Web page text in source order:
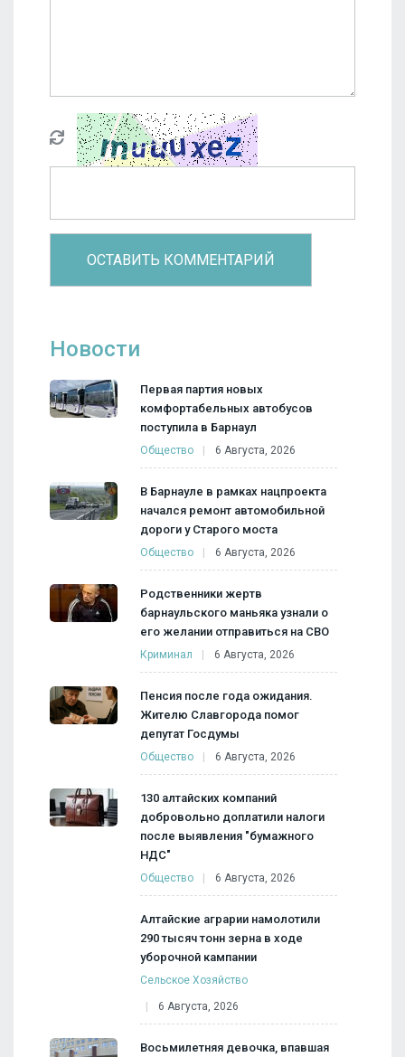
Новости
Первая партия новых
комфортабельных автобусов
поступила в Барнаул
Общество 6 Августа, 2026
В Барнауле в рамках нацпроекта
начался ремонт автомобильной
дороги у Старого моста
Общество 6 Августа, 2026
Родственники жертв
барнаульского маньяка узнали о
его желании отправиться на СВО
Криминал 6 Августа, 2026
Пенсия после года ожидания.
Жителю Славгорода помог
депутат Госдумы
Общество 6 Августа, 2026
130 алтайских компаний
добровольно доплатили налоги
после выявления "бумажного
НДС"
Общество 6 Августа, 2026
Алтайские аграрии намолотили
290 тысяч тонн зерна в ходе
уборочной кампании
Сельское Хозяйство
6 Августа, 2026
Восьмилетняя девочка, впавшая